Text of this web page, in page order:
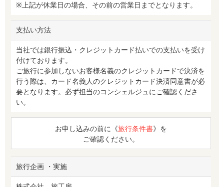
※上記が休業日の場合、その前の営業日までとなります。
支払い方法
当社では銀行振込・クレジットカード払いでの支払いを受け
付けております。
ご旅行に参加しないお客様名義のクレジットカードで決済を
行う際は、カード名義人のクレジットカード決済同意書が必
要となります。必ず担当のコンシェルジュにご確認くださ
い。
お申し込みの前に《旅行条件書》を
ご確認ください。
旅行企画 ・実施